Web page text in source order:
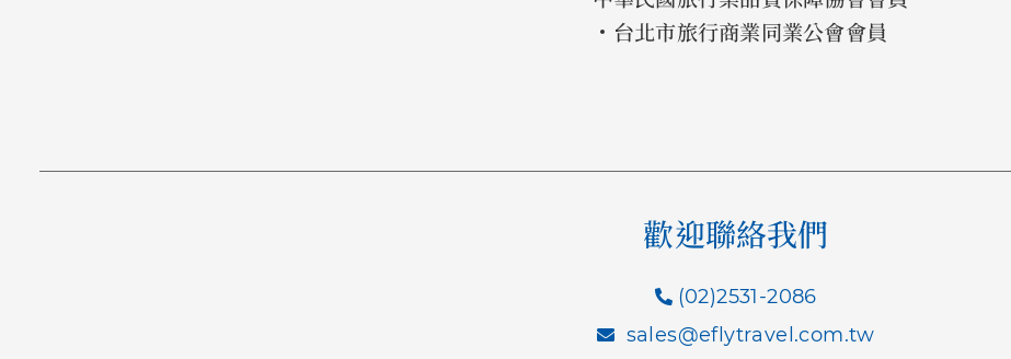
台北市旅行商業同業公會會員
歡迎聯絡我們
(02)2531-2086
sales@eflytravel.com.tw